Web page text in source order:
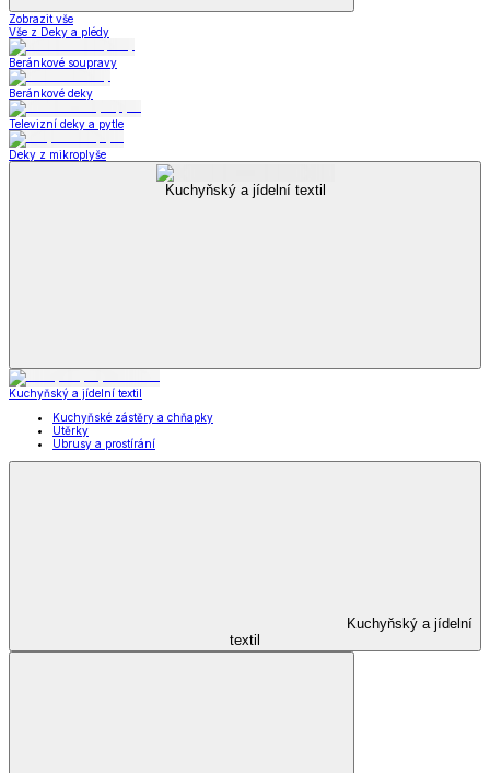
Zobrazit vše
Vše z Deky a plédy
Beránkové soupravy
Beránkové deky
Televizní deky a pytle
Deky z mikroplyše
Kuchyňský a jídelní textil
Kuchyňský a jídelní textil
Kuchyňské zástěry a chňapky
Utěrky
Ubrusy a prostírání
Kuchyňský a jídelní
textil